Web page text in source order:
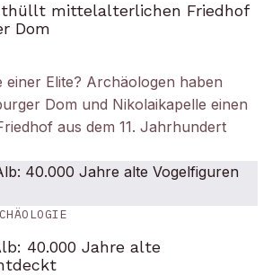
mittelalterlichen Friedhof
Dom
einer Elite? Archäologen haben
Dom und Nikolaikapelle einen
aus dem 11. Jahrhundert
40.000 Jahre alte